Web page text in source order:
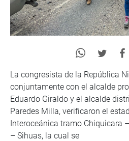
La congresista de la República
conjuntamente con el alcalde
Eduardo Giraldo y el alcalde
Paredes Milla, verificaron el
Interoceánica tramo Chiquicara
– Sihuas, la cual se